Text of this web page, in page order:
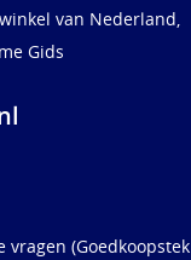
van Nederland,
Gids
vragen